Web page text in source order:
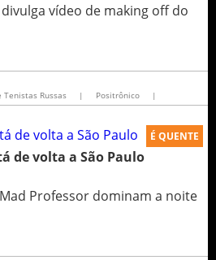
vídeo de making off do
Tenistas Russas | Positrônico |
É QUENTE
de volta a São Paulo
Mad Professor dominam a noite